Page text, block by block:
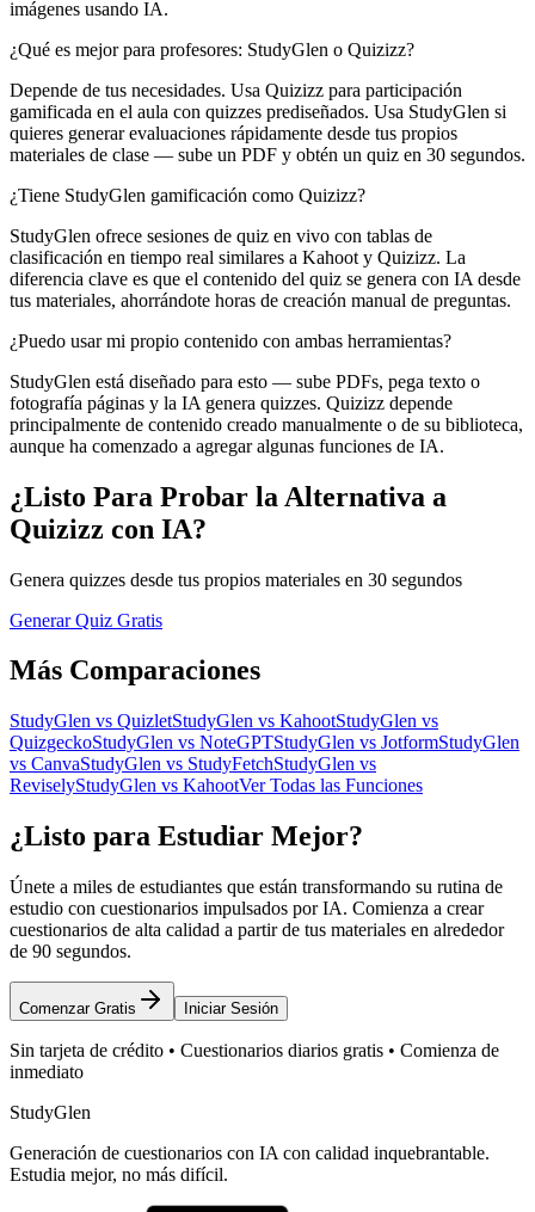
imágenes usando IA.
¿Qué es mejor para profesores: StudyGlen o Quizizz?
Depende de tus necesidades. Usa Quizizz para participación
gamificada en el aula con quizzes prediseñados. Usa StudyGlen si
quieres generar evaluaciones rápidamente desde tus propios
materiales de clase — sube un PDF y obtén un quiz en 30 segundos.
¿Tiene StudyGlen gamificación como Quizizz?
StudyGlen ofrece sesiones de quiz en vivo con tablas de
clasificación en tiempo real similares a Kahoot y Quizizz. La
diferencia clave es que el contenido del quiz se genera con IA desde
tus materiales, ahorrándote horas de creación manual de preguntas.
¿Puedo usar mi propio contenido con ambas herramientas?
StudyGlen está diseñado para esto — sube PDFs, pega texto o
fotografía páginas y la IA genera quizzes. Quizizz depende
principalmente de contenido creado manualmente o de su biblioteca,
aunque ha comenzado a agregar algunas funciones de IA.
¿Listo Para Probar la Alternativa a
Quizizz con IA?
Genera quizzes desde tus propios materiales en 30 segundos
Generar Quiz Gratis
Más Comparaciones
StudyGlen vs QuizletStudyGlen vs KahootStudyGlen vs
QuizgeckoStudyGlen vs NoteGPTStudyGlen vs JotformStudyGlen
vs CanvaStudyGlen vs StudyFetchStudyGlen vs
ReviselyStudyGlen vs KahootVer Todas las Funciones
¿Listo para Estudiar Mejor?
Únete a miles de estudiantes que están transformando su rutina de
estudio con cuestionarios impulsados por IA. Comienza a crear
cuestionarios de alta calidad a partir de tus materiales en alrededor
de 90 segundos.
Comenzar Gratis Iniciar Sesión
Sin tarjeta de crédito • Cuestionarios diarios gratis • Comienza de
inmediato
StudyGlen
Generación de cuestionarios con IA con calidad inquebrantable.
Estudia mejor, no más difícil.